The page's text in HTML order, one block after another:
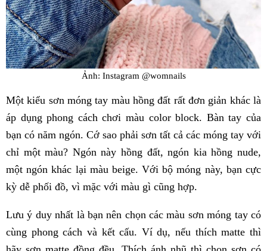
Ảnh: Instagram @womnails
Một kiểu sơn móng tay màu hồng đất rất đơn giản khác là
áp dụng phong cách chơi màu color block. Bàn tay của
bạn có năm ngón. Cớ sao phải sơn tất cả các móng tay với
chỉ một màu? Ngón này hồng đất, ngón kia hồng nude,
một ngón khác lại màu beige. Với bộ móng này, bạn cực
kỳ dễ phối đồ, vì mặc với màu gì cũng hợp.
Lưu ý duy nhất là bạn nên chọn các màu sơn móng tay có
cùng phong cách và kết cấu. Ví dụ, nếu thích matte thì